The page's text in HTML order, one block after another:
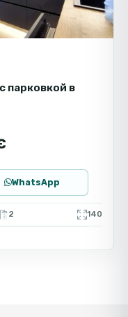
парковкой в
WhatsApp
2 140